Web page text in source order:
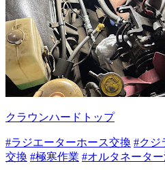
クラウンハードトップ
#ラジエーターホース交換 #クジ
交換 #極寒作業 #オルタネーター